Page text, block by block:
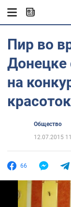
Пир во
Донецке
на
красоток
Общество
12.07.2015
66